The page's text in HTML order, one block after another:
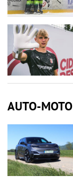
AUTO-MOTO